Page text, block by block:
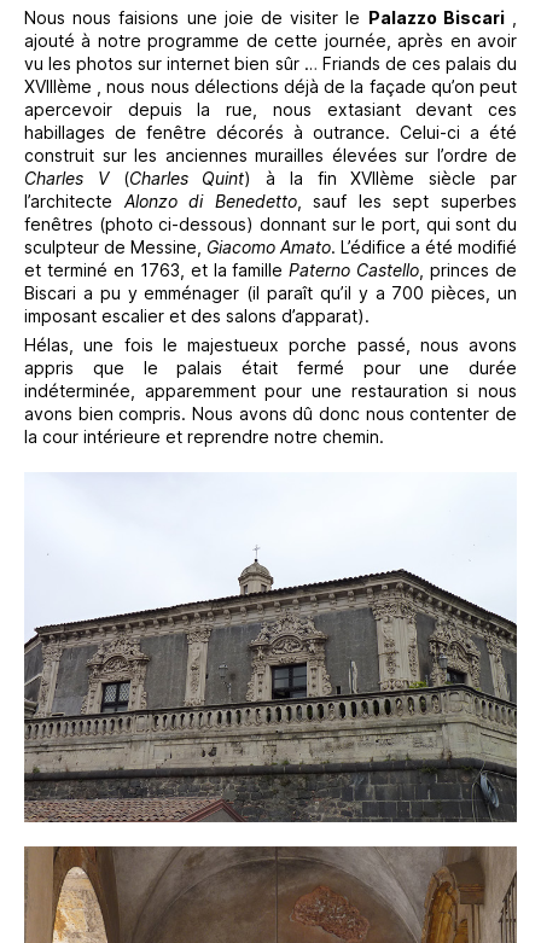
Nous nous faisions une joie de visiter le Palazzo Biscari,
ajouté à notre programme de cette journée, après en avoir
vu les photos sur internet bien sûr … Friands de ces palais du
XVIIIème , nous nous délections déjà de la façade qu’on peut
apercevoir depuis la rue, nous extasiant devant ces
habillages de fenêtre décorés à outrance. Celui-ci a été
construit sur les anciennes murailles élevées sur l’ordre de
Charles V(Charles Quint) à la fin XVIIème siècle par
l’architecte Alonzo di Benedetto, sauf les sept superbes
fenêtres (photo ci-dessous) donnant sur le port, qui sont du
sculpteur de Messine, Giacomo Amato. L’édifice a été modifié
et terminé en 1763, et la famillePaterno Castello , princes de
Biscari a pu y emménager (il paraît qu’il y a 700 pièces, un
imposant escalier et des salons d’apparat).
Hélas, une fois le majestueux porche passé, nous avons
appris que le palais était fermé pour une durée
indéterminée, apparemment pour une restauration si nous
avons bien compris. Nous avons dû donc nous contenter de
la cour intérieure et reprendre notre chemin.